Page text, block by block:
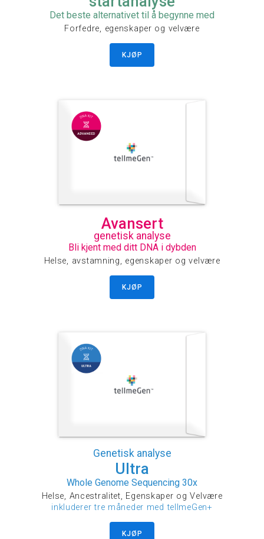
Det beste alternativet til å begynne med
Forfedre, egenskaper og velvære
KJØP
Avansert
genetisk analyse
Bli kjent med ditt DNA i dybden
Helse, avstamning, egenskaper og velvære
KJØP
Genetisk analyse
Ultra
Whole Genome Sequencing 30x
Helse, Ancestralitet, Egenskaper og Velvære
inkluderer tre måneder med tellmeGen+
KJØP